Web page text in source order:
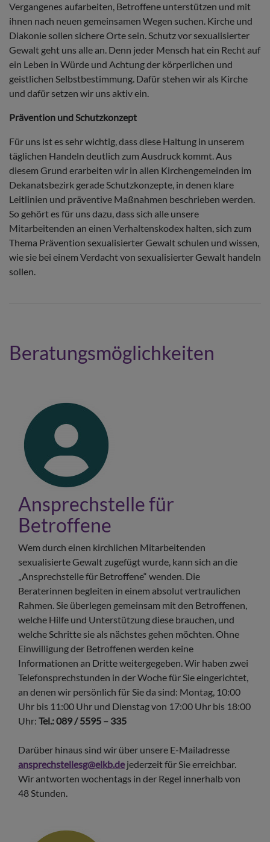
Vergangenes aufarbeiten, Betroffene unterstützen und mit
ihnen nach neuen gemeinsamen Wegen suchen. Kirche und
Diakonie sollen sichere Orte sein. Schutz vor sexualisierter
Gewalt geht uns alle an. Denn jeder Mensch hat ein Recht auf
ein Leben in Würde und Achtung der körperlichen und
geistlichen Selbstbestimmung. Dafür stehen wir als Kirche
und dafür setzen wir uns aktiv ein.
Prävention und Schutzkonzept
Für uns ist es sehr wichtig, dass diese Haltung in unserem
täglichen Handeln deutlich zum Ausdruck kommt. Aus
diesem Grund erarbeiten wir in allen Kirchengemeinden im
Dekanatsbezirk gerade Schutzkonzepte, in denen klare
Leitlinien und präventive Maßnahmen beschrieben werden.
So gehört es für uns dazu, dass sich alle unsere
Mitarbeitenden an einen Verhaltenskodex halten, sich zum
Thema Prävention sexualisierter Gewalt schulen und wissen,
wie sie bei einem Verdacht von sexualisierter Gewalt handeln
sollen.
Beratungsmöglichkeiten
Ansprechstelle für
Betroffene
Wem durch einen kirchlichen Mitarbeitenden
sexualisierte Gewalt zugefügt wurde, kann sich an die
„Ansprechstelle für Betroffene“ wenden. Die
Beraterinnen begleiten in einem absolut vertraulichen
Rahmen. Sie überlegen gemeinsam mit den Betroffenen,
welche Hilfe und Unterstützung diese brauchen, und
welche Schritte sie als nächstes gehen möchten. Ohne
Einwilligung der Betroffenen werden keine
Informationen an Dritte weitergegeben. Wir haben zwei
Telefonsprechstunden in der Woche für Sie eingerichtet,
an denen wir persönlich für Sie da sind: Montag, 10:00
Uhr bis 11:00 Uhr und Dienstag von 17:00 Uhr bis 18:00
Uhr: Tel.: 089 / 5595 – 335
Darüber hinaus sind wir über unsere E-Mailadresse
ansprechstellesg@elkb.dejederzeit für Sie erreichbar.
Wir antworten wochentags in der Regel innerhalb von
48 Stunden.